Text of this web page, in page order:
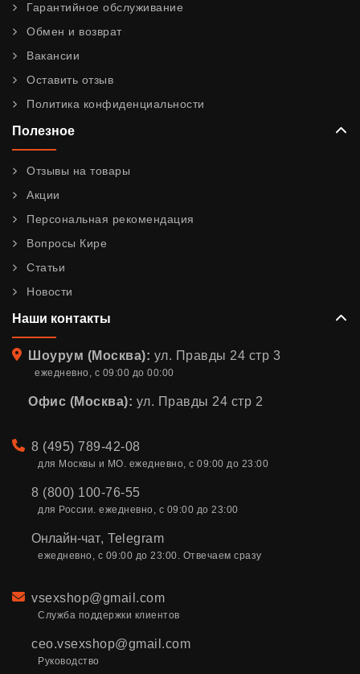
Гарантийное обслуживание
Обмен и возврат
Вакансии
Оставить отзыв
Политика конфиденциальности
Полезное
Отзывы на товары
Акции
Персональная рекомендация
Вопросы Кире
Статьи
Новости
Наши контакты
Адрес
Шоурум (Москва): ул. Правды 24 стр 3
ежедневно, с 09:00 до 00:00
Офис (Москва): ул. Правды 24 стр 2
Телефон
8 (495) 789-42-08
для Москвы и МО. ежедневно, с 09:00 до 23:00
8 (800) 100-76-55
для России. ежедневно, с 09:00 до 23:00
Онлайн-чат, Telegram
ежедневно, с 09:00 до 23:00. Отвечаем сразу
Email
vsexshop@gmail.com
Служба поддержки клиентов
ceo.vsexshop@gmail.com
Руководство